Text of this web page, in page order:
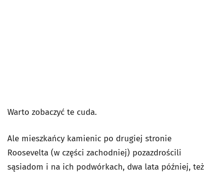
Warto zobaczyć te cuda.
Ale mieszkańcy kamienic po drugiej stronie
Roosevelta (w części zachodniej) pozazdrościli
sąsiadom i na ich podwórkach, dwa lata później, też